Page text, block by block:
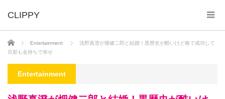
ホーム Entertainment
浅野真澄が畑健二郎と結婚！黒歴史が酷いけど株で成功して
旦那も金持ちで幸せ
Entertainment